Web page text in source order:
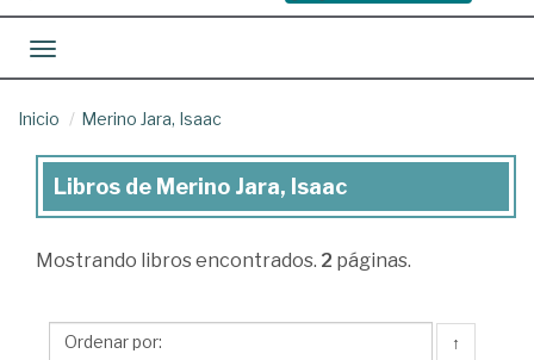
Toggle navigation
Inicio Merino Jara, Isaac
Libros
Merino
Isaac
Libros de Merino Jara, Isaac
Mostrando libros encontrados. 2 páginas.
↑